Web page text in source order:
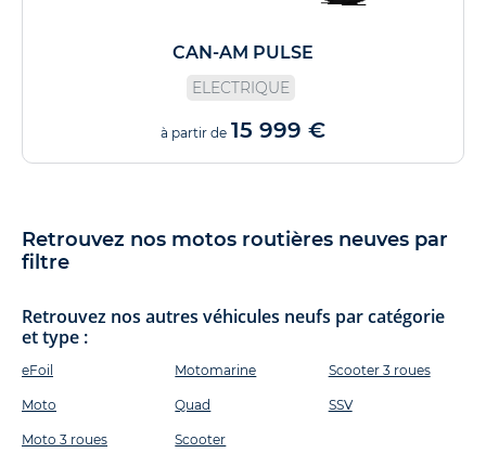
CAN-AM PULSE
ELECTRIQUE
à partir de 15 999 €
Retrouvez nos motos routières neuves par
filtre
Retrouvez nos autres véhicules neufs par catégorie
et type :
eFoil
Moto
Moto 3 roues
Motomarine
Quad
Scooter
Scooter 3 roues
SSV